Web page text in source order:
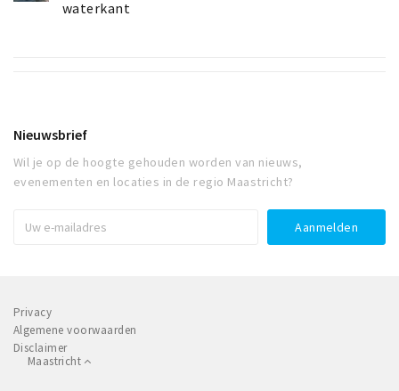
waterkant
Nieuwsbrief
Wil je op de hoogte gehouden worden van nieuws,
evenementen en locaties in de regio Maastricht?
Privacy
Algemene voorwaarden
Disclaimer
Maastricht